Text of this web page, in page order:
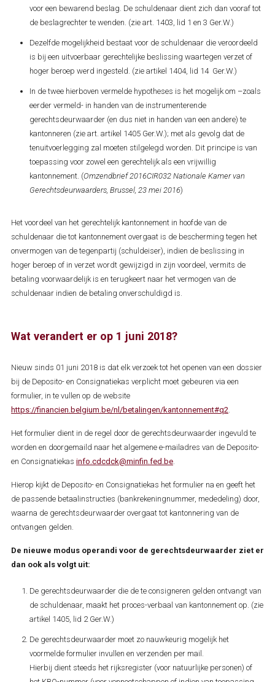
voor een bewarend beslag. De schuldenaar dient zich dan vooraf tot
de beslagrechter te wenden. (zie art. 1403, lid 1 en 3 Ger.W.)
Dezelfde mogelijkheid bestaat voor de schuldenaar die veroordeeld
is bij een uitvoerbaar gerechtelijke beslissing waartegen verzet of
hoger beroep werd ingesteld. (zie artikel 1404, lid 14 Ger.W.)
In de twee hierboven vermelde hypotheses is het mogelijk om –zoals
eerder vermeld- in handen van de instrumenterende
gerechtsdeurwaarder (en dus niet in handen van een andere) te
kantonneren (zie art. artikel 1405 Ger.W.); met als gevolg dat de
tenuitvoerlegging zal moeten stilgelegd worden. Dit principe is van
toepassing voor zowel een gerechtelijk als een vrijwillig
kantonnement. (Omzendbrief 2016CIR032 Nationale Kamer van
Gerechtsdeurwaarders, Brussel, 23 mei 2016)
Het voordeel van het gerechtelijk kantonnement in hoofde van de
schuldenaar die tot kantonnement overgaat is de bescherming tegen het
onvermogen van de tegenpartij (schuldeiser), indien de beslissing in
hoger beroep of in verzet wordt gewijzigd in zijn voordeel, vermits de
betaling voorwaardelijk is en terugkeert naar het vermogen van de
schuldenaar indien de betaling onverschuldigd is.
Wat verandert er op 1 juni 2018?
Nieuw sinds 01 juni 2018 is dat elk verzoek tot het openen van een dossier
bij de Deposito- en Consignatiekas verplicht moet gebeuren via een
formulier, in te vullen op de website
https://financien.belgium.be/nl/betalingen/kantonnement#q2.
Het formulier dient in de regel door de gerechtsdeurwaarder ingevuld te
worden en doorgemaild naar het algemene e-mailadres van de Deposito-
en Consignatiekas info.cdcdck@minfin.fed.be.
Hierop kijkt de Deposito- en Consignatiekas het formulier na en geeft het
de passende betaalinstructies (bankrekeningnummer, mededeling) door,
waarna de gerechtsdeurwaarder overgaat tot kantonnering van de
ontvangen gelden.
De nieuwe modus operandi voor de gerechtsdeurwaarder ziet er
dan ook als volgt uit:
De gerechtsdeurwaarder die de te consigneren gelden ontvangt van
de schuldenaar, maakt het proces-verbaal van kantonnement op. (zie
artikel 1405, lid 2 Ger.W.)
De gerechtsdeurwaarder moet zo nauwkeurig mogelijk het
voormelde formulier invullen en verzenden per mail.
Hierbij dient steeds het rijksregister (voor natuurlijke personen) of